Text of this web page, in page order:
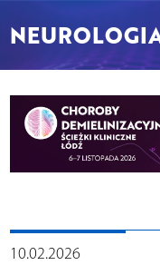
10.02.2026